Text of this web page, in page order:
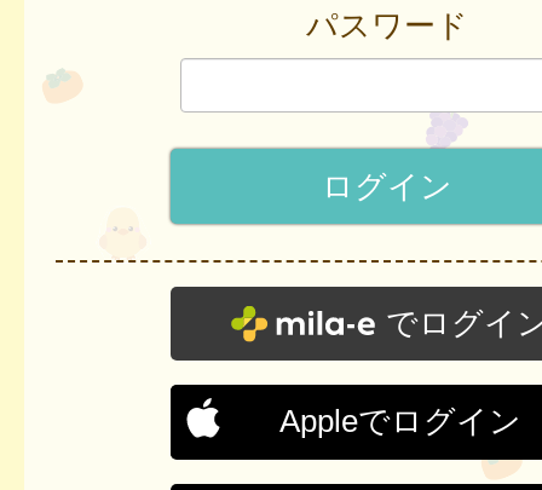
パスワード
でログイ
Appleでログイン